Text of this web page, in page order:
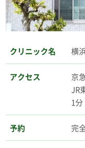
クリニック名 横
アクセス
京
JR
1分
予約 完